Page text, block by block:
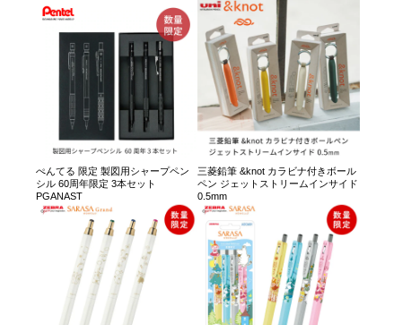
ぺんてる 限定 製図用シャープペン
シル 60周年限定 3本セット
PGANAST
三菱鉛筆 &knot カラビナ付きボール
ペン ジェットストリームインサイド
0.5mm